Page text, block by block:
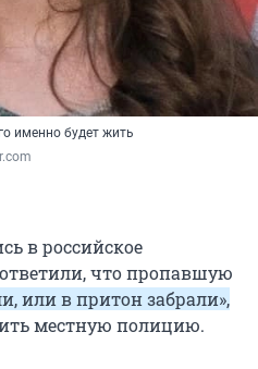
именно будет жить
в российское
что пропавшую
или в притон забрали»,
местную полицию.